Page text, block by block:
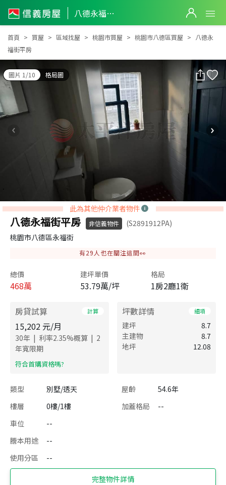
八德永福街平房
八德永福街平房
首頁 買屋 區域找屋 桃園市買屋 桃園市八德區買屋
八德永
福街平房
圖片 1/10 格局圖
此為其他仲介業者物件
八德永福街平房 非信義物件
(S2891912PA)
桃園市八德區永福街
有29 人也在關注這間👀
總價
468萬
建坪單價
53.79萬/坪
格局
1房2廳1衛
房貸試算 計算
15,202 元/月
30年 | 利率2.35%概算 | 2
年寬限期
​符合首購資格嗎?
坪數詳情 細項
建坪
8.7
主建物
8.7
地坪
12.08
類型 別墅/透天 屋齡
54.6年
樓層
0樓/1樓 加蓋格局
--
車位
--
謄本用途
--
使用分區
--
完整物件詳情